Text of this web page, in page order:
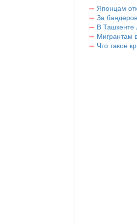
Японцам
За
В Ташкенте
Мигрантам
Что такое